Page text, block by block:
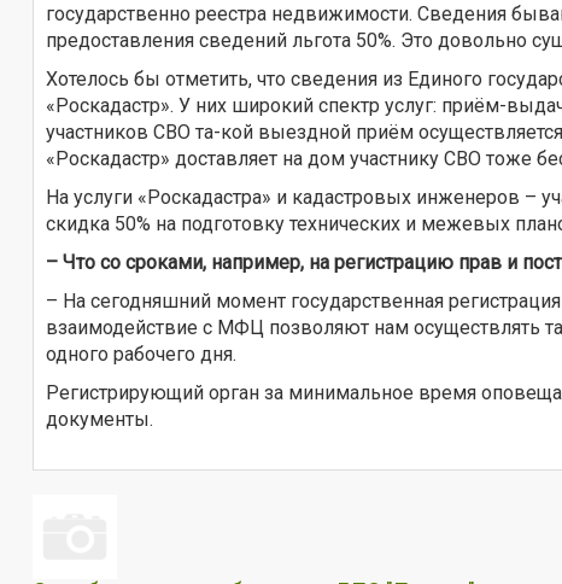
государственно реестра недвижимости. Сведения
предоставления сведений льгота 50%. Это довольно
Хотелось бы отметить, что сведения из Единого
«Роскадастр». У них широкий спектр услуг: приём-
участников СВО та-кой выездной приём
«Роскадастр» доставляет на дом участнику СВО тоже
На услуги «Роскадастра» и кадастровых инженеров –
скидка 50% на подготовку технических и межевых
– Что со сроками, например, на регистрацию прав и
– На сегодняшний момент государственная
взаимодействие с МФЦ позволяют нам осуществлять
одного рабочего дня.
Регистрирующий орган за минимальное время
документы.